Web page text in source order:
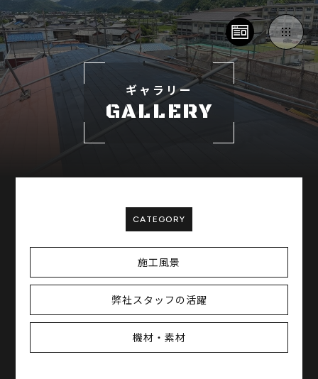
ギャラリー
GALLERY
CATEGORY
施工風景
弊社スタッフの活躍
機材・素材